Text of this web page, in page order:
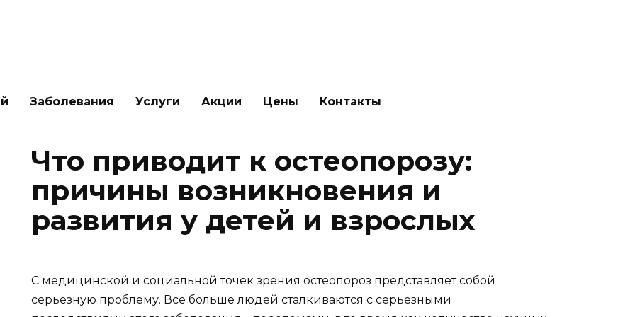
Заболевания Услуги Акции Цены Контакты
Что приводит к остеопорозу:
причины возникновения и
развития у детей и взрослых
С медицинской и социальной точек зрения остеопороз представляет собой
серьезную проблему. Все больше людей сталкиваются с серьезными